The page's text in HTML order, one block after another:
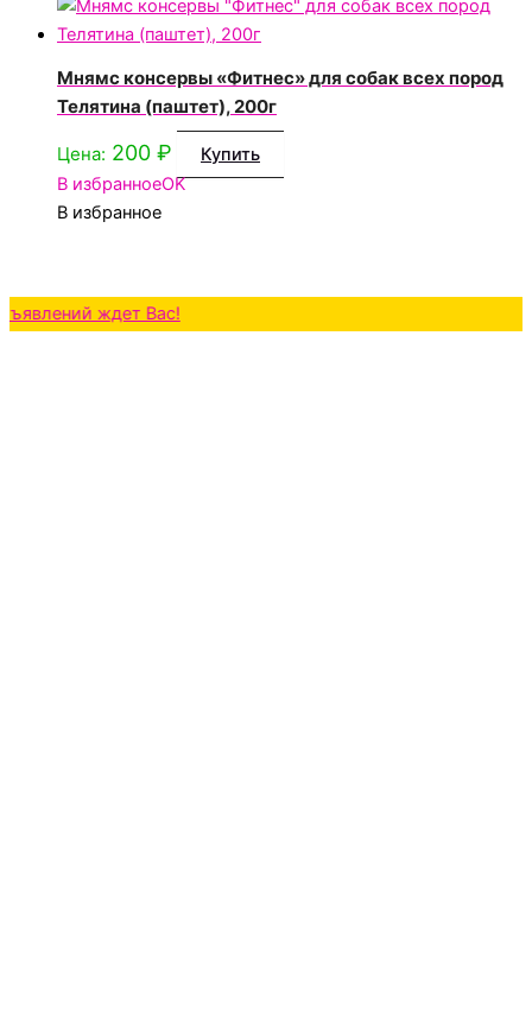
Мнямс консервы «Фитнес» для собак всех пород
Телятина (паштет), 200г
Цена: 200 ₽
Купить
В избранноеOK
В избранное
ждет Вас!